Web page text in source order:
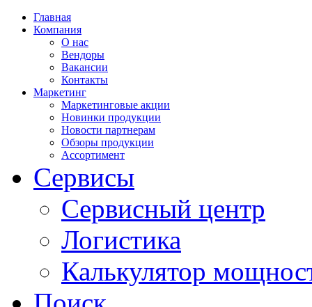
Главная
Компания
О нас
Вендоры
Вакансии
Контакты
Маркетинг
Маркетинговые акции
Новинки продукции
Новости партнерам
Обзоры продукции
Ассортимент
Сервисы
Сервисный центр
Логистика
Калькулятор